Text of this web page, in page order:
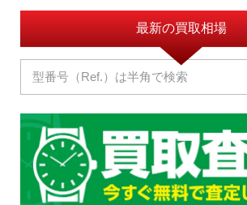
最新の買取相場